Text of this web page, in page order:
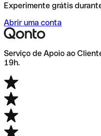
Experimente grátis
Abrir uma conta
Serviço de Apoio ao
19h.